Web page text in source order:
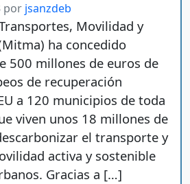
por jsanzdeb
Movilidad y
ha concedido
500 millones de euros de
de recuperación
a 120 municipios de toda
viven unos 18 millones de
el transporte y
activa y sostenible
Gracias a […]